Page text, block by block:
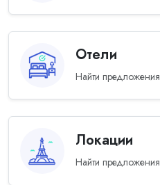
Отели
Найти предложения
Локации
Найти предложения